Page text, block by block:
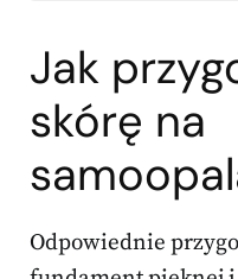
Jak
skórę na
Odpowiednie